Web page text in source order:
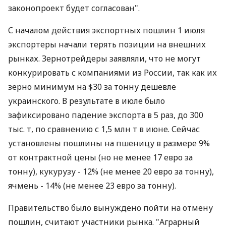
законопроект будет согласован".
С началом действия экспортных пошлин 1 июля
экспортеры начали терять позиции на внешних
рынках. Зернотрейдеры заявляли, что не могут
конкурировать с компаниями из России, так как их
зерно минимум на $30 за тонну дешевле
украинского. В результате в июле было
зафиксировано падение экспорта в 5 раз, до 300
тыс. т, по сравнению с 1,5 млн т в июне. Сейчас
установлены пошлины на пшеницу в размере 9%
от контрактной цены (но не менее 17 евро за
тонну), кукурузу - 12% (не менее 20 евро за тонну),
ячмень - 14% (не менее 23 евро за тонну).
Правительство было вынуждено пойти на отмену
пошлин, считают участники рынка. "Аграрный